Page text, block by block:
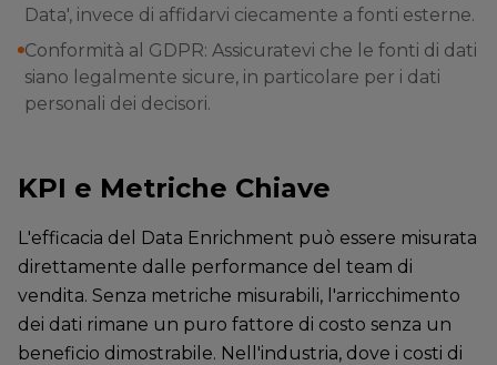
Data', invece di affidarvi ciecamente a fonti esterne.
Conformità al GDPR: Assicuratevi che le fonti di dati
siano legalmente sicure, in particolare per i dati
personali dei decisori.
KPI e Metriche Chiave
L'efficacia del Data Enrichment può essere misurata
direttamente dalle performance del team di
vendita. Senza metriche misurabili, l'arricchimento
dei dati rimane un puro fattore di costo senza un
beneficio dimostrabile. Nell'industria, dove i costi di